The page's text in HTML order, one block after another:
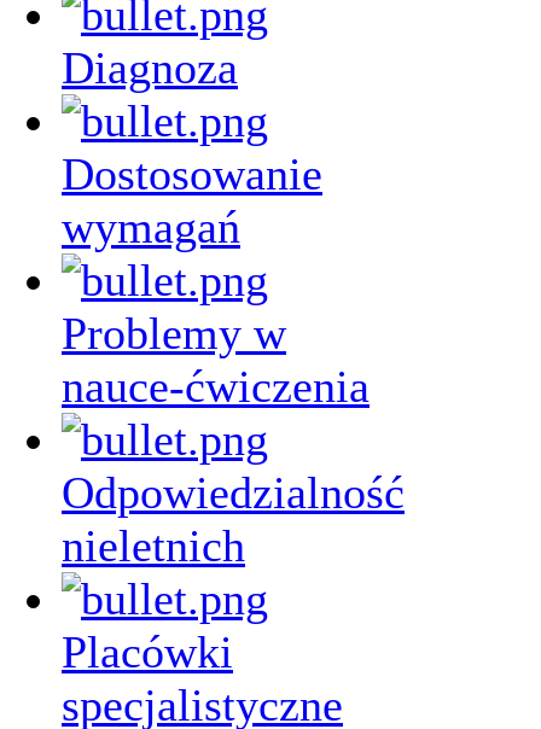
Diagnoza
Dostosowanie
wymagań
Problemy w
nauce-ćwiczenia
Odpowiedzialność
nieletnich
Placówki
specjalistyczne